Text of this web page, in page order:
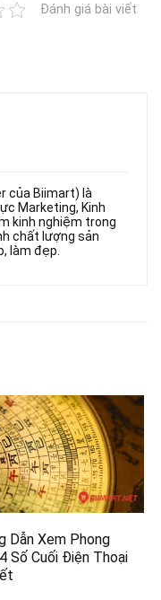
Đánh giá bài viết
của Biimart) là
Marketing, Kinh
kinh nghiệm trong
chất lượng sản
làm đẹp.
Dẫn Xem Phong
Số Cuối Điện Thoại